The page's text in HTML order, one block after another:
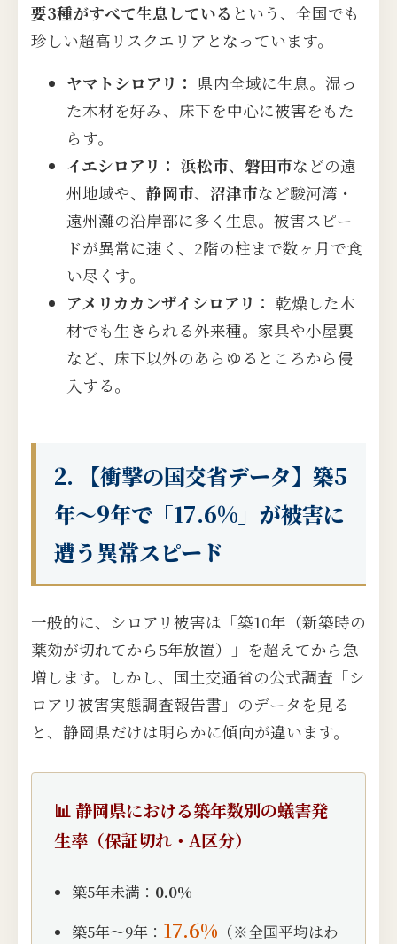
要3種がすべて生息している という、全国でも
珍しい超高リスクエリアとなっています。
ヤマトシロアリ： 県内全域に生息。湿っ
た木材を好み、床下を中心に被害をもた
らす。
イエシロアリ： 浜松市、 磐田市などの遠
州地域や、 静岡市、 沼津市など駿河湾・
遠州灘の沿岸部に多く生息。被害スピー
ドが異常に速く、2階の柱まで数ヶ月で食
い尽くす。
アメリカカンザイシロアリ： 乾燥した木
材でも生きられる外来種。家具や小屋裏
など、床下以外のあらゆるところから侵
入する。
2. 【衝撃の国交省データ】築5
年〜9年で「17.6%」が被害に
遭う異常スピード
一般的に、シロアリ被害は「築10年（新築時の
薬効が切れてから5年放置）」を超えてから急
増します。しかし、国土交通省の公式調査「シ
ロアリ被害実態調査報告書」のデータを見る
と、静岡県だけは明らかに傾向が違います。
📊 静岡県における築年数別の蟻害発
生率（保証切れ・A区分）
築5年未満： 0.0%
築5年〜9年： 17.6% （※全国平均はわ